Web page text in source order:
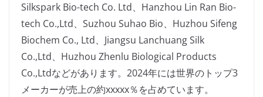
Silkspark Bio-tech Co. Ltd、Hanzhou Lin Ran Bio-
tech Co.,Ltd、Suzhou Suhao Bio、Huzhou Sifeng
Biochem Co., Ltd、Jiangsu Lanchuang Silk
Co.,Ltd、Huzhou Zhenlu Biological Products
Co.,Ltdなどがあります。2024年には世界のトップ3
メーカーが売上の約xxxxx％を占めています。